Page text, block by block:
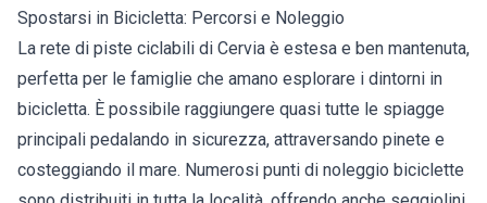
Spostarsi in Bicicletta: Percorsi e Noleggio
La rete di piste ciclabili di Cervia è estesa e ben mantenuta,
perfetta per le famiglie che amano esplorare i dintorni in
bicicletta. È possibile raggiungere quasi tutte le spiagge
principali pedalando in sicurezza, attraversando pinete e
costeggiando il mare. Numerosi punti di noleggio biciclette